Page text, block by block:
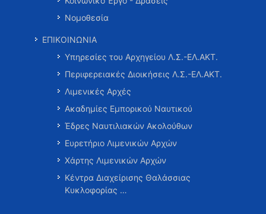
Νομοθεσία
ΕΠΙΚΟΙΝΩΝΙΑ
Υπηρεσίες του Αρχηγείου Λ.Σ.-ΕΛ.ΑΚΤ.
Περιφερειακές Διοικήσεις Λ.Σ.-ΕΛ.ΑΚΤ.
Λιμενικές Αρχές
Ακαδημίες Εμπορικού Ναυτικού
Έδρες Ναυτιλιακών Ακολούθων
Ευρετήριο Λιμενικών Αρχών
Χάρτης Λιμενικών Αρχών
Κέντρα Διαχείρισης Θαλάσσιας
Κυκλοφορίας …